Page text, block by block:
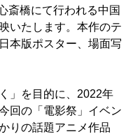
斎橋にて行われる中国
いたします。本作のテ
本版ポスター、場面写
」を目的に、2022年
回の「電影祭」イベン
りの話題アニメ作品